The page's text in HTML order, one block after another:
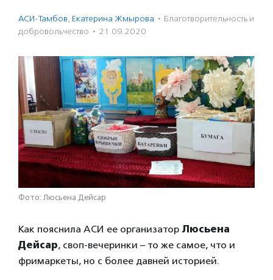
АСИ-Тамбов, Екатерина Жмырова · Благотвори­тель­ность и
доброволь­чест­во · 21.09.2020
Фото: Люсьена Дейсар
Как пояснила АСИ ее организатор Люсьена
Дейсар, своп-вечеринки – то же самое, что и
фримаркеты, но с более давней историей.